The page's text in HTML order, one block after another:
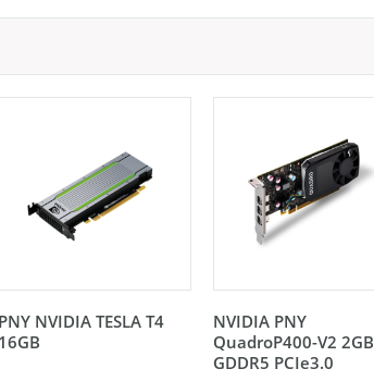
PNY NVIDIA TESLA T4
16GB
NVIDIA PNY
QuadroP400-V2 2GB
GDDR5 PCIe3.0